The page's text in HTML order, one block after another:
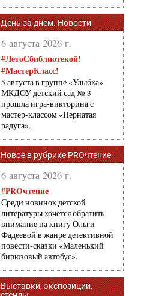
День за днем. Новости
6 августа 2026 г.
#ЛетоСбиблиотекой!
#МастерКласс!
5 августа в группе «Улыбка»
МКДОУ детский сад № 3
прошла игра-викторина с
мастер-классом «Пернатая
радуга».
Новое в рубрике PROчтение
6 августа 2026 г.
#PROчтение
Среди новинок детской
литературы хочется обратить
внимание на книгу Ольги
Фадеевой в жанре детективной
повести-сказки «Маленький
бирюзовый автобус».
Выставки, экспозиции,